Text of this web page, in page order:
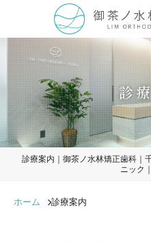
診
診療案内｜御茶ノ水林矯正歯科｜
ニック
ホーム 診療案内